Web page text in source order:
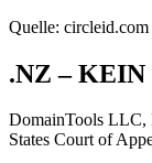
Quelle: circleid.com
.NZ –
DomainTools LLC,
States Court of